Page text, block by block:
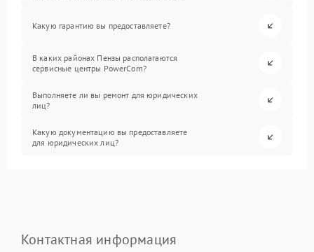
Какую гарантию вы предоставляете?
В каких районах Пензы располагаются
сервисные центры PowerCom?
Выполняете ли вы ремонт для юридических
лиц?
Какую документацию вы предоставляете
для юридических лиц?
Контактная информация